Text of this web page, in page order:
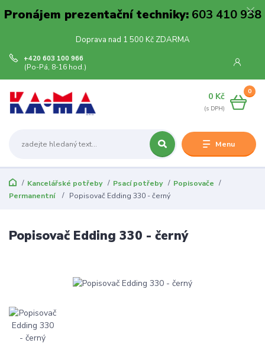
Pronájem prezentační techniky:603 410 938
Doprava nad 1 500 Kč ZDARMA
Menu
+420 603 100 966
(Po-Pá, 8-16 hod.)
0
0 Kč
Kancelářské potřeby Psací potřeby
Popisovače
Permanentní
Popisovač Edding 330 - černý
Popisovač Edding 330 - černý